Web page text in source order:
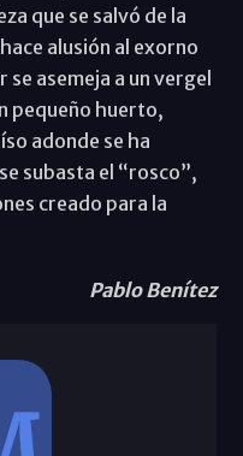
que se salvó de la
alusión al exorno
asemeja a un vergel
pequeño huerto,
adonde se ha
subasta el “rosco”,
creado para la
Pablo Benítez